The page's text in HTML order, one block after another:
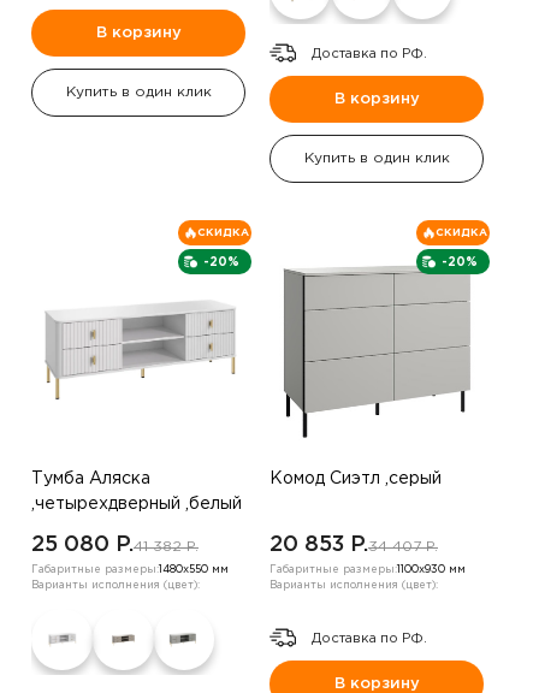
В корзину
Купить в один клик
Доставка по РФ.
В корзину
Купить в один клик
-20%
СКИДКА
Тумба Аляска
,четырехдверный ,белый
25 080 P.41 382 P.
Габаритные размеры: 1480х550 мм
Варианты исполнения (цвет):
-20%
СКИДКА
Комод Сиэтл ,серый
20 853 P.34 407 P.
Габаритные размеры: 1100х930 мм
Варианты исполнения (цвет):
Доставка по РФ.
В корзину